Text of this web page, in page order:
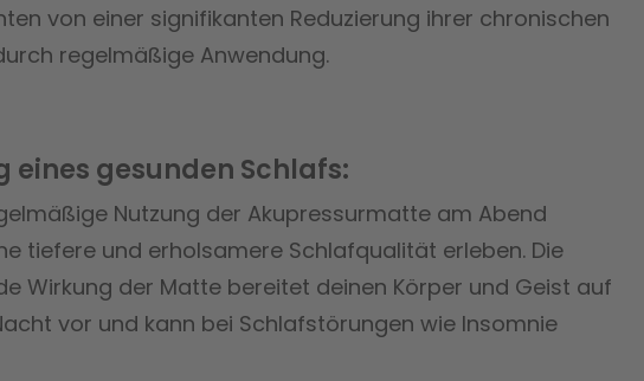
von einer signifikanten Reduzierung ihrer chronischen
regelmäßige Anwendung.
eines gesunden Schlafs:
Nutzung der Akupressurmatte am Abend
tiefere und erholsamere Schlafqualität erleben. Die
Wirkung der Matte bereitet deinen Körper und Geist auf
vor und kann bei Schlafstörungen wie Insomnie